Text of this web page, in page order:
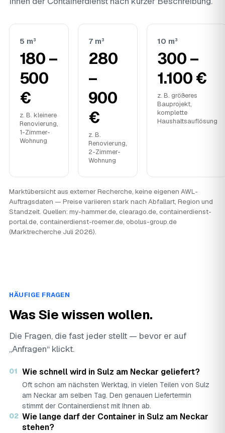
5 m³
180 –
500
€
z. B. kleinere
Renovierung,
1-Zimmer-
Wohnung
7 m³
280
–
900
€
z. B.
Renovierung,
2-Zimmer-
Wohnung
10 m³
300 –
1.100 €
z. B. größeres
Bauprojekt,
komplette
Haushaltsauflösung
Marktübersicht aus externer Recherche, keine eigenen AWL-
Auftragsdaten — Preise variieren stark nach Abfallart, Region und
Standzeit. Quellen: my-hammer.de, clearago.de, containerdienst-
portal.de, containerdienst-roemer.de, obolus-group.de
(Marktrecherche Juli 2026).
HÄUFIGE FRAGEN
Was Sie wissen wollen.
Die Fragen, die fast jeder stellt — bevor er auf
„Anfragen“ klickt.
01 Wie schnell wird in Sulz am Neckar geliefert?
Oft schon am nächsten Werktag, in vielen Teilen von Sulz
am Neckar am selben Tag. Den genauen Liefertermin
stimmt der Containerdienst mit Ihnen ab.
02 Wie lange darf der Container in Sulz am Neckar
stehen?